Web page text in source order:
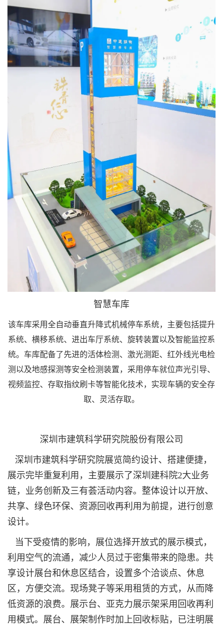
智慧车库
该车库采用全自动垂直升降式机械停车系统，主要包括提升
系统、横移系统、进出车厅系统、旋转装置以及智能监控系
统。车库配备了先进的活体检测、激光测距、红外线光电检
测以及地感探测等安全检测装置，采用停车就位声光引导、
视频监控、存取指纹刷卡等智能化技术，实现车辆的安全存
取、灵活存取。
深圳市建筑科学研究院股份有限公司
深圳市建筑科学研究院展览简约设计、搭建便捷，
展示完毕重复利用，主要展示了深圳建科院2大业务
链，业务创新及三有荟活动内容。整体设计以开放、
共享、绿色环保、资源回收再利用为前提，进行创意
设计。
当下受疫情的影响，展位选择开放式的展示模式，
利用空气的流通，减少人员过于密集带来的隐患。共
享设计展台和休息区结合，设置多个洽谈点、休息
区，方便交流。现场凳子等采用租赁的方式，从而降
低资源的浪费。展示台、亚克力展示架采用回收再利
用模式。展台、展架制作时加上回收标贴，已注明展